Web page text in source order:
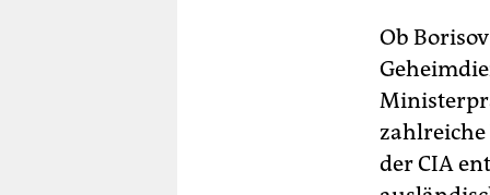
Ob
der CIA